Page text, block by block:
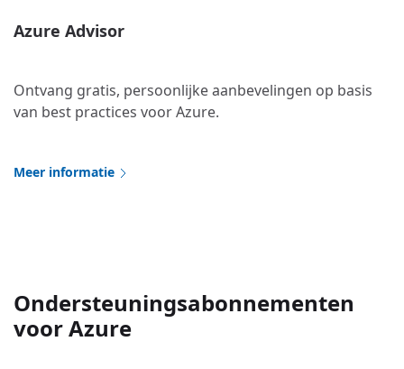
Azure Advisor
Ontvang gratis, persoonlijke aanbevelingen op basis
van best practices voor Azure.
Meer informatie
Ondersteuningsabonnementen
voor Azure